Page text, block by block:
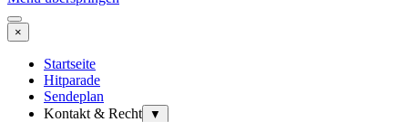
×
Startseite
Hitparade
Sendeplan
Kontakt & Recht
▼